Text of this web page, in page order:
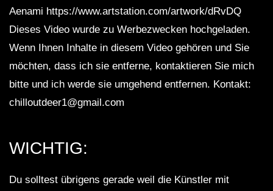
Aenami https://www.artstation.com/artwork/dRvDQ
Dieses Video wurde zu Werbezwecken hochgeladen.
Wenn Ihnen Inhalte in diesem Video gehören und Sie
möchten, dass ich sie entferne, kontaktieren Sie mich
bitte und ich werde sie umgehend entfernen. Kontakt:
chilloutdeer1@gmail.com
WICHTIG:
Du solltest übrigens gerade weil die Künstler mit